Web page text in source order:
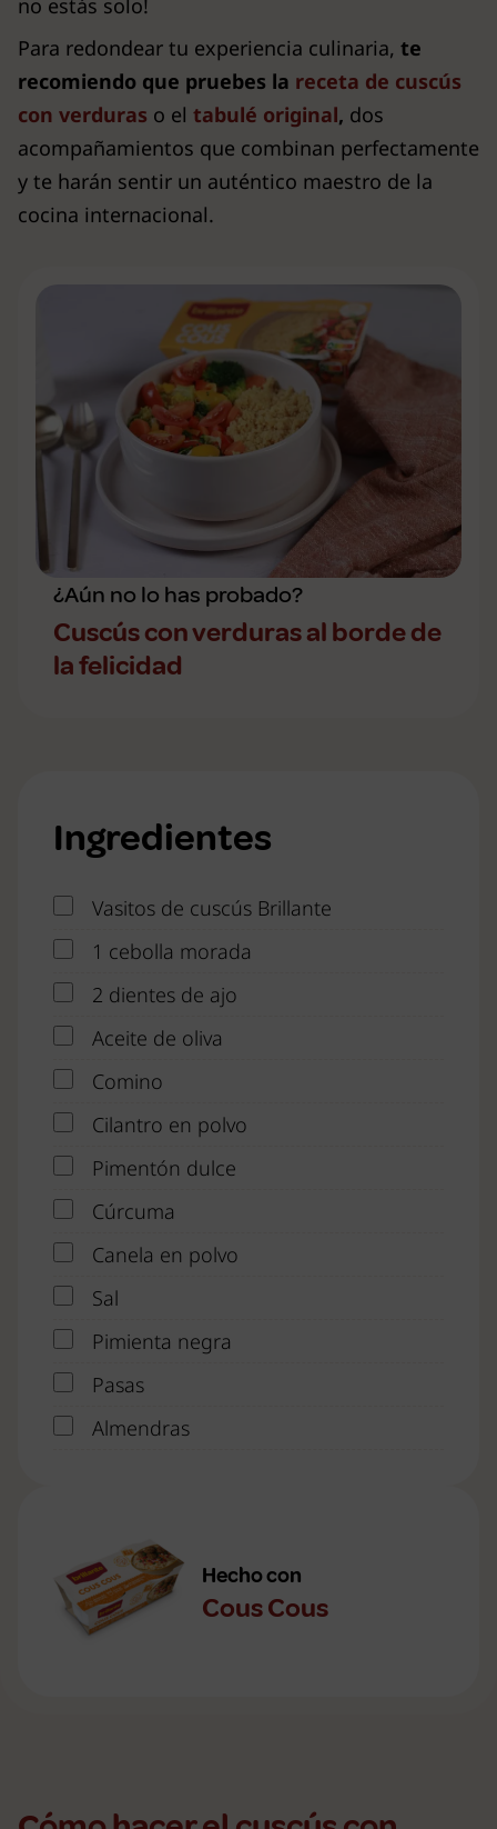
no estás solo!
Para redondear tu experiencia culinaria, te
recomiendo que pruebes la receta de cuscús
con verduras o el tabulé original, dos
acompañamientos que combinan perfectamente
y te harán sentir un auténtico maestro de la
cocina internacional.
¿Aún no lo has probado?
Cuscús con verduras al borde de
la felicidad
Ingredientes
Vasitos de cuscús Brillante
1 cebolla morada
2 dientes de ajo
Aceite de oliva
Comino
Cilantro en polvo
Pimentón dulce
Cúrcuma
Canela en polvo
Sal
Pimienta negra
Pasas
Almendras
Hecho con
Cous Cous